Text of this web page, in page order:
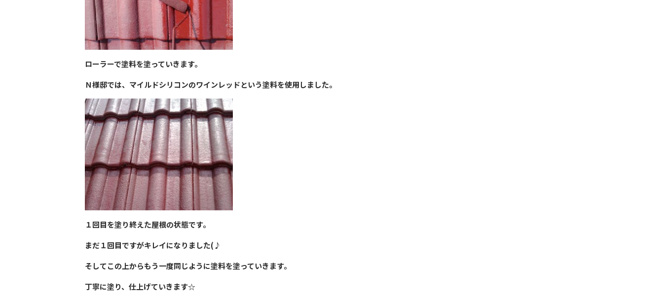
ローラーで塗料を塗っていきます。
Ｎ様邸では、マイルドシリコンのワインレッドという塗料を使用しました。
１回目を塗り終えた屋根の状態です。
まだ１回目ですがキレイになりました(♪
そしてこの上からもう一度同じように塗料を塗っていきます。
丁寧に塗り、仕上げていきます☆